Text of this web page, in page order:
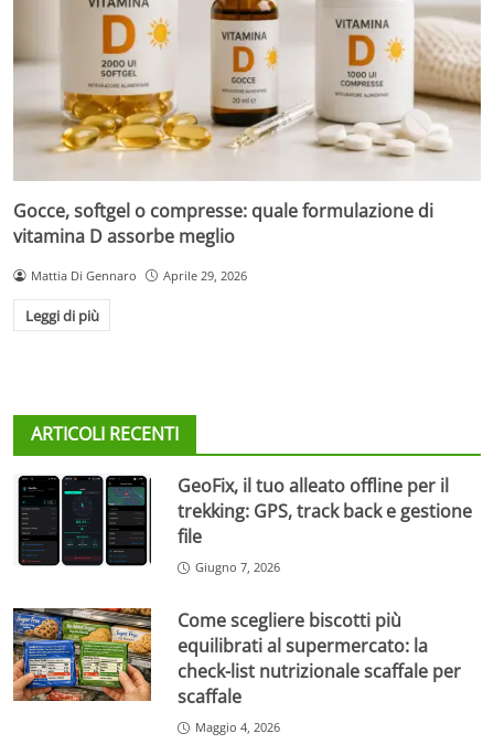
Gocce, softgel o compresse: quale formulazione di
vitamina D assorbe meglio
Mattia Di Gennaro Aprile 29, 2026
Leggi di più
ARTICOLI RECENTI
GeoFix, il tuo alleato offline per il
trekking: GPS, track back e gestione
file
Giugno 7, 2026
Come scegliere biscotti più
equilibrati al supermercato: la
check-list nutrizionale scaffale per
scaffale
Maggio 4, 2026